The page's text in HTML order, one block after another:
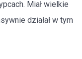
Miał wielkie
działał w tym